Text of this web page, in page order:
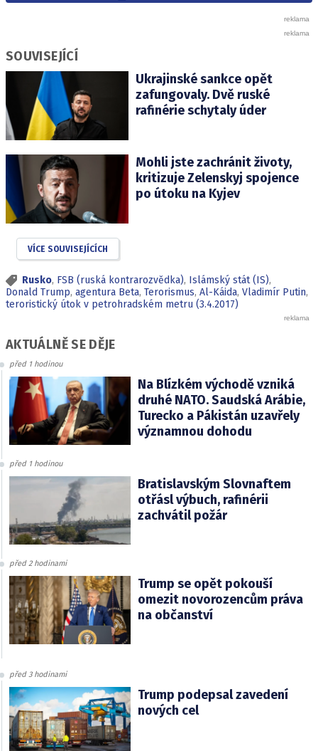
SOUVISEJÍCÍ
Ukrajinské sankce opět
zafungovaly. Dvě ruské
rafinérie schytaly úder
Mohli jste zachránit životy,
kritizuje Zelenskyj spojence
po útoku na Kyjev
VÍCE SOUVISEJÍCÍCH
Rusko, FSB (ruská kontrarozvědka), Islámský stát (IS),
Donald Trump, agentura Beta, Terorismus, Al-Káida, Vladimír Putin,
teroristický útok v petrohradském metru (3.4.2017)
AKTUÁLNĚ SE DĚJE
před 1 hodinou
Na Blízkém východě vzniká
druhé NATO. Saudská Arábie,
Turecko a Pákistán uzavřely
významnou dohodu
před 1 hodinou
Bratislavským Slovnaftem
otřásl výbuch, rafinérii
zachvátil požár
před 2 hodinami
Trump se opět pokouší
omezit novorozencům práva
na občanství
před 3 hodinami
Trump podepsal zavedení
nových cel